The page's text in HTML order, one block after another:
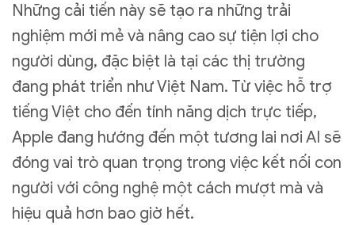
Những cải tiến này sẽ tạo ra những trải
nghiệm mới mẻ và nâng cao sự tiện lợi cho
người dùng, đặc biệt là tại các thị trường
đang phát triển như Việt Nam. Từ việc hỗ trợ
tiếng Việt cho đến tính năng dịch trực tiếp,
Apple đang hướng đến một tương lai nơi AI sẽ
đóng vai trò quan trọng trong việc kết nối con
người với công nghệ một cách mượt mà và
hiệu quả hơn bao giờ hết.